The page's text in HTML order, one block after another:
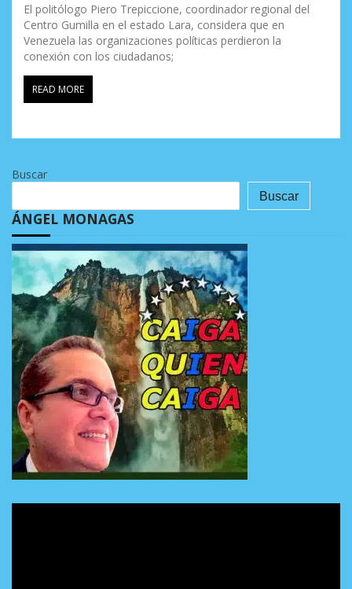
El politólogo Piero Trepiccione, coordinador regional del
Centro Gumilla en el estado Lara, considera que en
Venezuela las organizaciones políticas perdieron la
conexión con los ciudadanos;
READ MORE
Buscar
Buscar
ÁNGEL MONAGAS